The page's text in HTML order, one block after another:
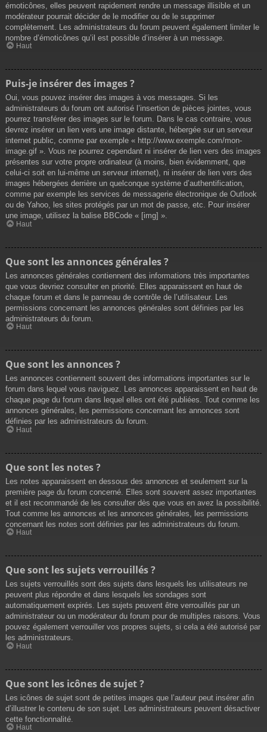
émoticônes, elles peuvent rapidement rendre un message illisible et un
modérateur pourrait décider de le modifier ou de le supprimer
complètement. Les administrateurs du forum peuvent également limiter le
nombre d’émoticônes qu’il est possible d’insérer à un message.
Haut
Puis-je insérer des images ?
Oui, vous pouvez insérer des images à vos messages. Si les
administrateurs du forum ont autorisé l’insertion de pièces jointes, vous
pourrez transférer des images sur le forum. Dans le cas contraire, vous
devrez insérer un lien vers une image distante, hébergée sur un serveur
internet public, comme par exemple « http://www.exemple.com/mon-
image.gif ». Vous ne pourrez cependant ni insérer de lien vers des images
présentes sur votre propre ordinateur (à moins, bien évidemment, que
celui-ci soit en lui-même un serveur internet), ni insérer de lien vers des
images hébergées derrière un quelconque système d’authentification,
comme par exemple les services de messagerie électronique de Outlook
ou de Yahoo, les sites protégés par un mot de passe, etc. Pour insérer
une image, utilisez la balise BBCode « [img] ».
Haut
Que sont les annonces générales ?
Les annonces générales contiennent des informations très importantes
que vous devriez consulter en priorité. Elles apparaissent en haut de
chaque forum et dans le panneau de contrôle de l’utilisateur. Les
permissions concernant les annonces générales sont définies par les
administrateurs du forum.
Haut
Que sont les annonces ?
Les annonces contiennent souvent des informations importantes sur le
forum dans lequel vous naviguez. Les annonces apparaissent en haut de
chaque page du forum dans lequel elles ont été publiées. Tout comme les
annonces générales, les permissions concernant les annonces sont
définies par les administrateurs du forum.
Haut
Que sont les notes ?
Les notes apparaissent en dessous des annonces et seulement sur la
première page du forum concerné. Elles sont souvent assez importantes
et il est recommandé de les consulter dès que vous en avez la possibilité.
Tout comme les annonces et les annonces générales, les permissions
concernant les notes sont définies par les administrateurs du forum.
Haut
Que sont les sujets verrouillés ?
Les sujets verrouillés sont des sujets dans lesquels les utilisateurs ne
peuvent plus répondre et dans lesquels les sondages sont
automatiquement expirés. Les sujets peuvent être verrouillés par un
administrateur ou un modérateur du forum pour de multiples raisons. Vous
pouvez également verrouiller vos propres sujets, si cela a été autorisé par
les administrateurs.
Haut
Que sont les icônes de sujet ?
Les icônes de sujet sont de petites images que l’auteur peut insérer afin
d’illustrer le contenu de son sujet. Les administrateurs peuvent désactiver
cette fonctionnalité.
Haut